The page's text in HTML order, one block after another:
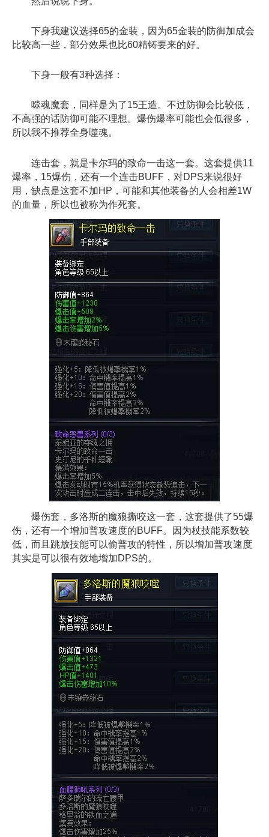
下身我建议选择65的金装，因为65金装的防御加成会
比较高一些，部分效果也比60精铸要来的好。
下身一般有3种选择：
噬魂魔套，同样是为了15王造。不过防御会比较低，
不高强的话防御可能不理想。爆伤爆率可能也会低很多，
所以我不推荐全身噬魂。
连击套，就是卡尔玛的致命一击这一套。这套提供11
爆率，15爆伤，还有一个连击BUFF，对DPS来说很好
用，缺点是这套不加HP，可能和其他装备的人会相差1W
的血量，所以也被称为作死套。
爆伤套，多洛斯的魔狼撕咬这一套，这套提供了55爆
伤，还有一个增加普攻速度的BUFF。因为杖技能系数较
低，而且跳放技能可以偷普攻的特性，所以增加普攻速度
其实是可以很有效地增加DPS的。